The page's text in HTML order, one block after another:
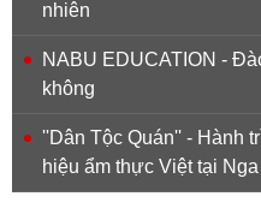
nhiên
NABU EDUCATION -
không
''Dân Tộc Quán'' - Hành
hiệu ẩm thực Việt tại Nga